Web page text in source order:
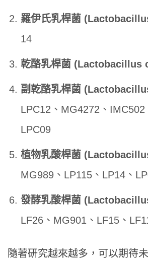
羅伊氏乳桿菌
14
乾酪乳桿菌 (Lactobacillus
副乾酪乳桿菌
LPC12、MG4272、IMC502
LPC09
植物乳酸桿菌
MG989、LP115、LP14、
發酵乳酸桿菌
LF26、MG901、LF15、
隨著研究越來越多，可以期待